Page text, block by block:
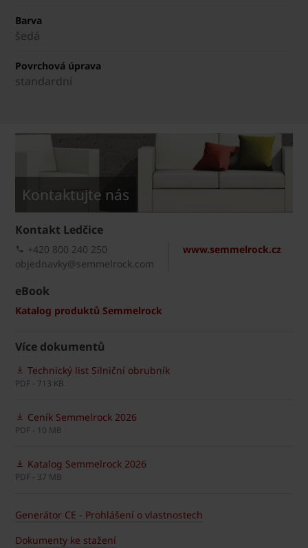
Barva
šedá
Povrchová úprava
standardní
Kontaktujte nás
Kontakt Ledčice
www.semmelrock.cz
+420 800 240 250
objednavky@semmelrock.com
eBook
Katalog produktů Semmelrock
Více dokumentů
Technický list Silniční obrubník
PDF - 713 KB
Ceník Semmelrock 2026
PDF - 10 MB
Katalog Semmelrock 2026
PDF - 37 MB
Generátor CE - Prohlášení o vlastnostech
Dokumenty ke stažení